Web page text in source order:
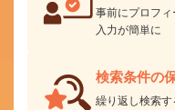
事前にプロフ
入力が簡単に
検索条件の
繰り返し検索